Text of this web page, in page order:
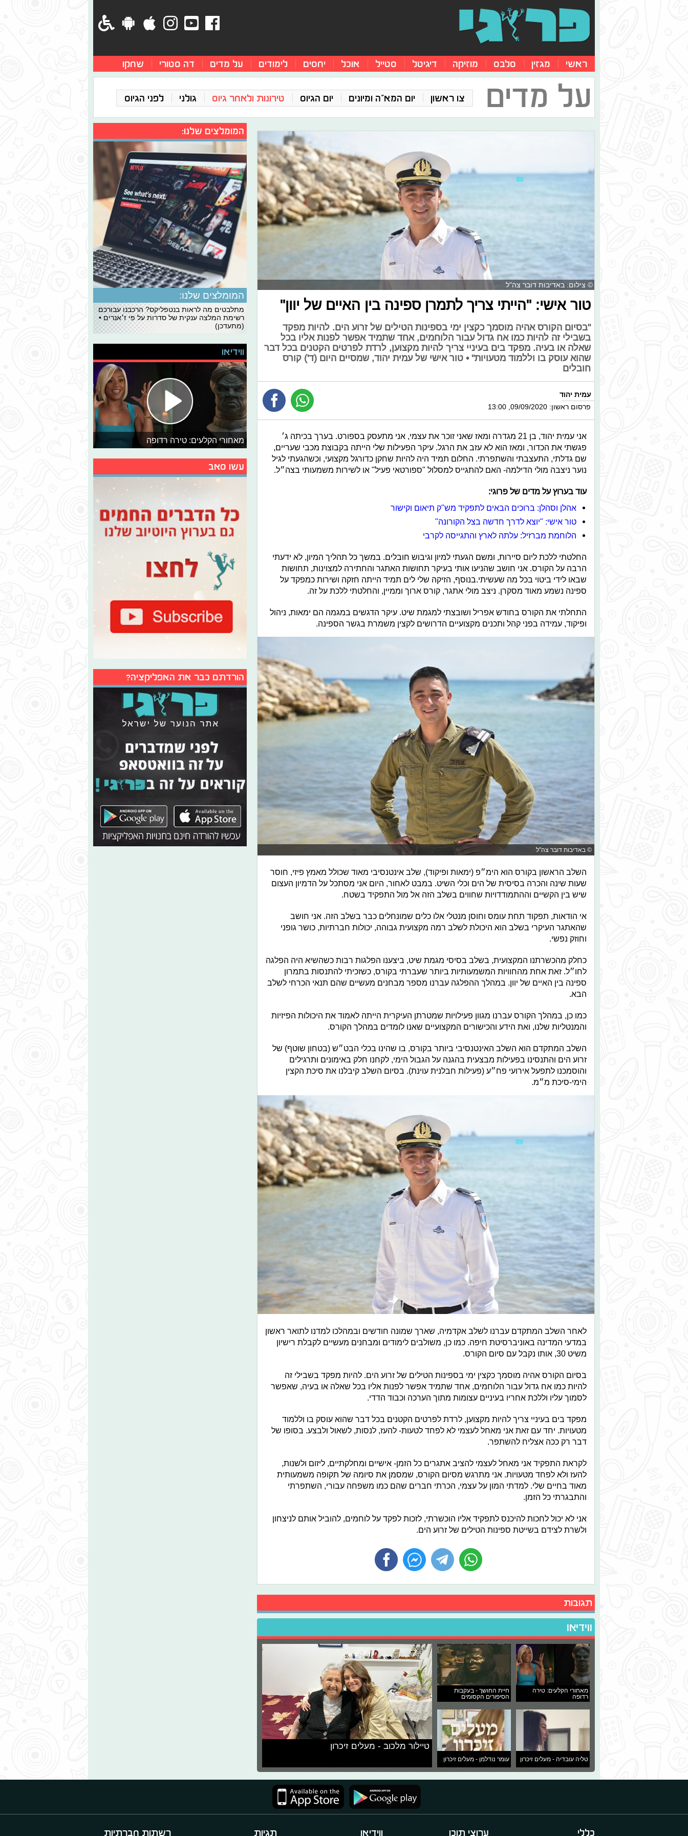
ראשי מגזין סלבס מוזיקה דיגיטל סטייל אוכל יחסים לימודים על מדים דה סטורי שחקו
על מדים צו ראשון יום המא"ה ומיונים יום הגיוס טירונות ולאחר גיוס גולני לפני הגיוס
© צילום: באדיבות דובר צה"ל
טור אישי: "הייתי צריך לתמרן ספינה בין האיים של יוון"
"בסיום הקורס אהיה מוסמך כקצין ימי בספינות הטילים של זרוע הים. להיות מפקד
בשבילי זה להיות כמו אח גדול עבור הלוחמים, אחד שתמיד אפשר לפנות אליו בכל
שאלה או בעיה. מפקד בים בעיניי צריך להיות מקצוען, לרדת לפרטים הקטנים בכל דבר
שהוא עוסק בו וללמוד מטעויות" • טור אישי של עמית יהוד, שמסיים היום (ד') קורס
חובלים
עמית יהוד
פרסום ראשון: 09/09/2020, 13:00
אני עמית יהוד, בן 21 מגדרה ומאז שאני זוכר את עצמי, אני מתעסק בספורט. בערך בכיתה ג׳
פגשתי את הכדור, ומאז הוא לא עזב את הרגל. עיקר הפעילות שלי הייתה בקבוצת מכבי שעריים,
שם גדלתי, התעצבתי והשתפרתי. החלום תמיד היה להיות שחקן כדורגל מקצועי, וכשהגעתי לגיל
נוער ניצבה מולי הדילמה- האם להתגייס למסלול "ספורטאי פעיל" או לשירות משמעותי בצה״ל.
עוד בערוץ על מדים של פרוגי:
אהלן וסהלן: ברוכים הבאים לתפקיד מש"ק תיאום וקישור
טור אישי: "יוצא לדרך חדשה בצל הקורונה"
הלוחמת מברזיל: עלתה לארץ והתגייסה לקרבי
החלטתי ללכת ליום סיירות, ומשם הגעתי למיון וגיבוש חובלים. במשך כל תהליך המיון, לא ידעתי
הרבה על הקורס. אני חושב שהניעו אותי בעיקר תחושות האתגר והחתירה למצוינות, תחושות
שבאו לידי ביטוי בכל מה שעשיתי.בנוסף, הזיקה שלי לים תמיד הייתה חזקה ושירות כמפקד על
ספינה נשמע מאוד מסקרן. ניצב מולי אתגר, קורס ארוך וממיין, והחלטתי ללכת על זה.
התחלתי את הקורס בחודש אפריל ושובצתי למגמת שיט. עיקר הדגשים במגמה הם ימאות, ניהול
ופיקוד, עמידה בפני קהל ותכנים מקצועיים הדרושים לקצין משמרת בגשר הספינה.
© באדיבות דובר צה"ל
השלב הראשון בקורס הוא הימ״פ (ימאות ופיקוד), שלב אינטנסיבי מאוד שכולל מאמץ פיזי, חוסר
שעות שינה והכרה בסיסית של הים וכלי השיט. במבט לאחור, היום אני מסתכל על הדמיון העצום
שיש בין הקשיים וההתמודדויות שחווים בשלב הזה אל מול התפקיד בשטח.
אי הודאות, תפקוד תחת עומס וחוסן מנטלי אלו כלים שמונחלים כבר בשלב הזה. אני חושב
שהאתגר העיקרי בשלב הוא היכולת לשלב רמה מקצועית גבוהה, יכולות חברתיות, כושר גופני
וחוזק נפשי.
כחלק מהכשרתנו המקצועית, בשלב בסיסי מגמת שיט, ביצענו הפלגות רבות כשהשיא היה הפלגה
לחו״ל. זאת אחת מהחוויות המשמעותיות ביותר שעברתי בקורס, כשזכיתי להתנסות בתמרון
ספינה בין האיים של יוון. במהלך ההפלגה עברנו מספר מבחנים מעשיים שהם תנאי הכרחי לשלב
הבא.
כמו כן, במהלך הקורס עברנו מגוון פעילויות שמטרתן העיקרית הייתה לאמוד את היכולות הפיזיות
והמנטליות שלנו, ואת הידע והכישורים המקצועיים שאנו לומדים במהלך הקורס.
השלב המתקדם הוא השלב האינטנסיבי ביותר בקורס, בו שהינו בכלי הבט״ש (בטחון שוטף) של
זרוע הים והתנסינו בפעילות מבצעית בהגנה על הגבול הימי, לקחנו חלק באימונים ותרגילים
והוסמכנו לתפעל אירועי פח״ע (פעילות חבלנית עוינת). בסיום השלב קיבלנו את סיכת הקצין
הימי-סיכת מ״מ.
לאחר השלב המתקדם עברנו לשלב אקדמיה, שארך שמונה חודשים ובמהלכו למדנו לתואר ראשון
במדעי המדינה באוניברסיטת חיפה. כמו כן, משולבים לימודים ומבחנים מעשיים לקבלת רישיון
משיט 30, אותו נקבל עם סיום הקורס.
בסיום הקורס אהיה מוסמך כקצין ימי בספינות הטילים של זרוע הים. להיות מפקד בשבילי זה
להיות כמו אח גדול עבור הלוחמים, אחד שתמיד אפשר לפנות אליו בכל שאלה או בעיה, שאפשר
לסמוך עליו וללכת אחריו בעיניים עצומות מתוך הערכה וכבוד הדדי.
מפקד בים בעיניי צריך להיות מקצוען, לרדת לפרטים הקטנים בכל דבר שהוא עוסק בו וללמוד
מטעויות. יחד עם זאת אני מאחל לעצמי לא לפחד לטעות- להעז, לנסות, לשאול ולבצע. בסופו של
דבר רק ככה אצליח להשתפר.
לקראת התפקיד אני מאחל לעצמי להציב אתגרים כל הזמן- אישיים ומחלקתיים, ליזום ולשנות,
להעז ולא לפחד מטעויות. אני מתרגש מסיום הקורס, שמסמן את סיומה של תקופה משמעותית
מאוד בחיים שלי. למדתי המון על עצמי, הכרתי חברים שהם כמו משפחה עבורי, השתפרתי
והתבגרתי כל הזמן.
אני לא יכול לחכות להיכנס לתפקיד אליו הוכשרתי, לזכות לפקד על לוחמים, להוביל אותם לניצחון
ולשרת לצידם בשייטת ספינות הטילים של זרוע הים.
תגובות
ווידיאו
מאחורי הקלעים: טירה
רדופה
חיית החושך - בעקבות
הסיפורים הקסומים
טליה עובדיה - מעלים זיכרון עומר נודלמן - מעלים זיכרון
טיילור מלכוב - מעלים זיכרון
המומלצים שלנו:
המומלצים שלנו:
מתלבטים מה לראות בנטפליקס? הרכבנו עבורכם
רשימת המלצה ענקית של סדרות על פי ז׳אנרים •
(מתעדכן)
ווידיאו
מאחורי הקלעים: טירה רדופה
עשו סאב
הורדתם כבר את האפליקציה?
כללי ערוצי תוכן ווידיאו תגיות רשתות חברתיות